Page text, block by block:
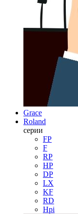
Grace
Roland
серии
FP
F
RP
HP
DP
LX
KF
RD
Hpi